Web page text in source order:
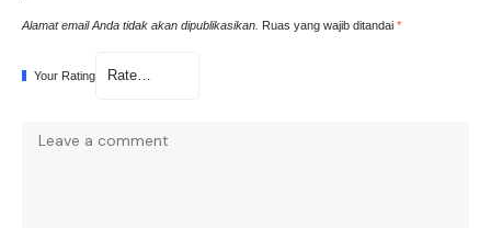
Alamat email Anda tidak akan dipublikasikan. Ruas yang wajib ditandai *
Your Rating